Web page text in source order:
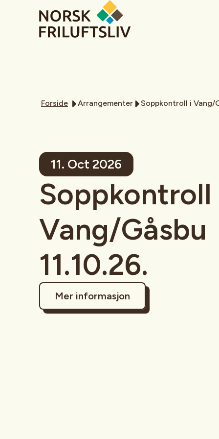
Forside Arrangementer Soppkontroll i Vang/
11. Oct 2026
Soppkontroll
Vang/Gåsbu
11.10.26.
Mer informasjon